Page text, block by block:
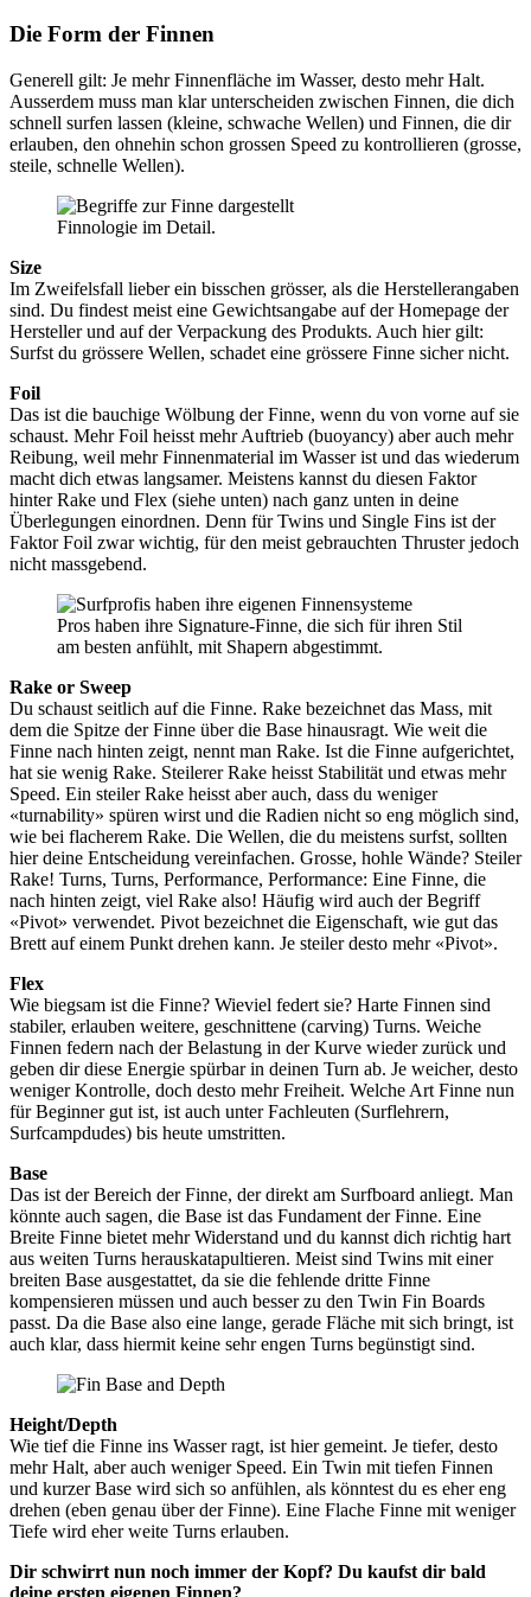
Die Form der Finnen
Generell gilt: Je mehr Finnenfläche im Wasser, desto mehr Halt.
Ausserdem muss man klar unterscheiden zwischen Finnen, die dich
schnell surfen lassen (kleine, schwache Wellen) und Finnen, die dir
erlauben, den ohnehin schon grossen Speed zu kontrollieren (grosse,
steile, schnelle Wellen).
Finnologie im Detail.
Size
Im Zweifelsfall lieber ein bisschen grösser, als die Herstellerangaben
sind. Du findest meist eine Gewichtsangabe auf der Homepage der
Hersteller und auf der Verpackung des Produkts. Auch hier gilt:
Surfst du grössere Wellen, schadet eine grössere Finne sicher nicht.
Foil
Das ist die bauchige Wölbung der Finne, wenn du von vorne auf sie
schaust. Mehr Foil heisst mehr Auftrieb (buoyancy) aber auch mehr
Reibung, weil mehr Finnenmaterial im Wasser ist und das wiederum
macht dich etwas langsamer. Meistens kannst du diesen Faktor
hinter Rake und Flex (siehe unten) nach ganz unten in deine
Überlegungen einordnen. Denn für Twins und Single Fins ist der
Faktor Foil zwar wichtig, für den meist gebrauchten Thruster jedoch
nicht massgebend.
Pros haben ihre Signature-Finne, die sich für ihren Stil
am besten anfühlt, mit Shapern abgestimmt.
Rake or Sweep
Du schaust seitlich auf die Finne. Rake bezeichnet das Mass, mit
dem die Spitze der Finne über die Base hinausragt. Wie weit die
Finne nach hinten zeigt, nennt man Rake. Ist die Finne aufgerichtet,
hat sie wenig Rake. Steilerer Rake heisst Stabilität und etwas mehr
Speed. Ein steiler Rake heisst aber auch, dass du weniger
«turnability» spüren wirst und die Radien nicht so eng möglich sind,
wie bei flacherem Rake. Die Wellen, die du meistens surfst, sollten
hier deine Entscheidung vereinfachen. Grosse, hohle Wände? Steiler
Rake! Turns, Turns, Performance, Performance: Eine Finne, die
nach hinten zeigt, viel Rake also! Häufig wird auch der Begriff
«Pivot» verwendet. Pivot bezeichnet die Eigenschaft, wie gut das
Brett auf einem Punkt drehen kann. Je steiler desto mehr «Pivot».
Flex
Wie biegsam ist die Finne? Wieviel federt sie? Harte Finnen sind
stabiler, erlauben weitere, geschnittene (carving) Turns. Weiche
Finnen federn nach der Belastung in der Kurve wieder zurück und
geben dir diese Energie spürbar in deinen Turn ab. Je weicher, desto
weniger Kontrolle, doch desto mehr Freiheit. Welche Art Finne nun
für Beginner gut ist, ist auch unter Fachleuten (Surflehrern,
Surfcampdudes) bis heute umstritten.
Base
Das ist der Bereich der Finne, der direkt am Surfboard anliegt. Man
könnte auch sagen, die Base ist das Fundament der Finne. Eine
Breite Finne bietet mehr Widerstand und du kannst dich richtig hart
aus weiten Turns herauskatapultieren. Meist sind Twins mit einer
breiten Base ausgestattet, da sie die fehlende dritte Finne
kompensieren müssen und auch besser zu den Twin Fin Boards
passt. Da die Base also eine lange, gerade Fläche mit sich bringt, ist
auch klar, dass hiermit keine sehr engen Turns begünstigt sind.
Height/Depth
Wie tief die Finne ins Wasser ragt, ist hier gemeint. Je tiefer, desto
mehr Halt, aber auch weniger Speed. Ein Twin mit tiefen Finnen
und kurzer Base wird sich so anfühlen, als könntest du es eher eng
drehen (eben genau über der Finne). Eine Flache Finne mit weniger
Tiefe wird eher weite Turns erlauben.
Dir schwirrt nun noch immer der Kopf? Du kaufst dir bald